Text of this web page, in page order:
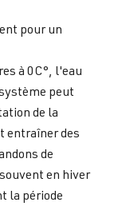
pour un
à 0C°, l'eau
peut
de la
entraîner des
de
en hiver
la période